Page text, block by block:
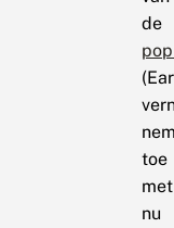
de
toe
met
nu